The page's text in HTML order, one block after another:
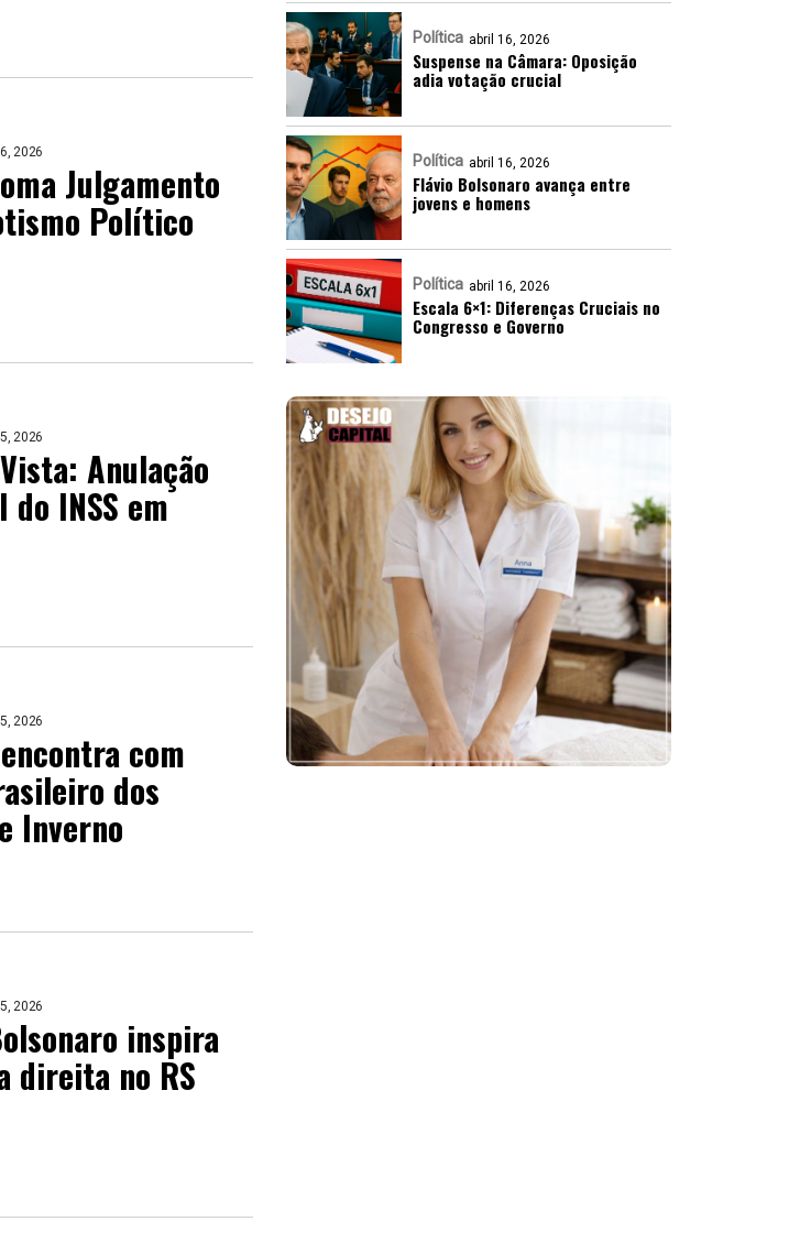
2026
Julgamento
Político
2026
Anulação
do INSS em
2026
com
dos
Inverno
2026
inspira
direita no RS
Política abril 16, 2026
Suspense na Câmara: Oposição
adia votação crucial
Política abril 16, 2026
Flávio Bolsonaro avança entre
jovens e homens
Política abril 16, 2026
Escala 6×1: Diferenças Cruciais no
Congresso e Governo